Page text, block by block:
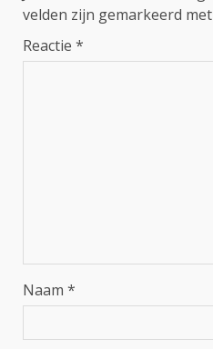
velden zijn gemarkeerd met
Reactie *
Naam *